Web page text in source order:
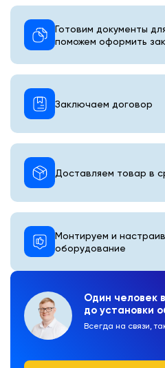
Один человек
до установки
Всегда на связи,
Готовим документы
поможем оформить
Монтируем и
оборудование
Доставляем товар в
Заключаем договор